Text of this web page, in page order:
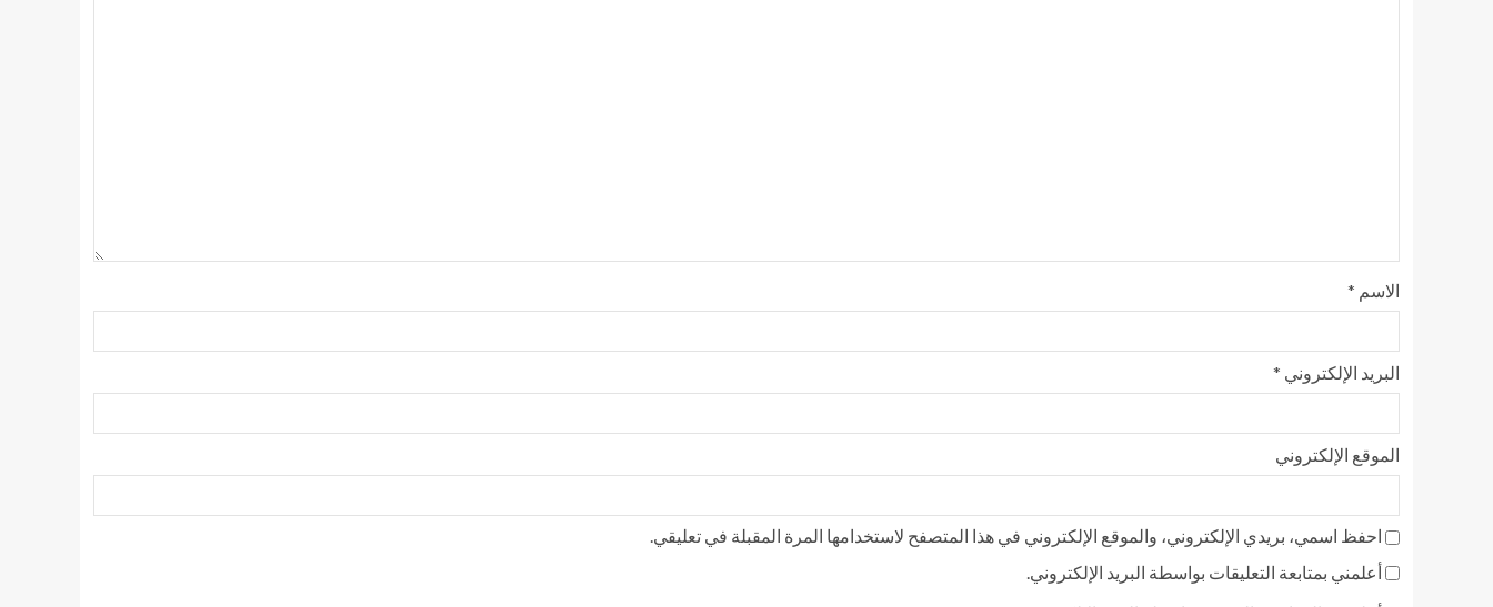
الاسم *
البريد الإلكتروني *
الموقع الإلكتروني
احفظ اسمي، بريدي الإلكتروني، والموقع الإلكتروني في هذا المتصفح لاستخدامها المرة المقبلة في تعليقي.
أعلمني بمتابعة التعليقات بواسطة البريد الإلكتروني.